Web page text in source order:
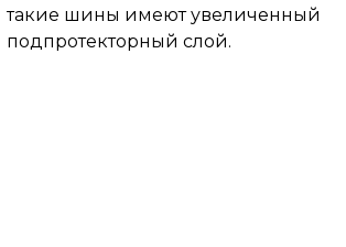
такие шины имеют увеличенный
подпротекторный слой.